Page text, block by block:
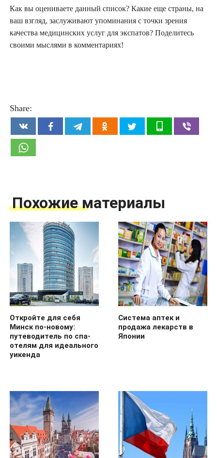
Как вы оцениваете данный список? Какие еще страны, на
ваш взгляд, заслуживают упоминания с точки зрения
качества медицинских услуг для экспатов? Поделитесь
своими мыслями в комментариях!
Share:
Похожие материалы
Откройте для себя
Минск по-новому:
путеводитель по спа-
отелям для идеального
уикенда
Система аптек и
продажа лекарств в
Японии